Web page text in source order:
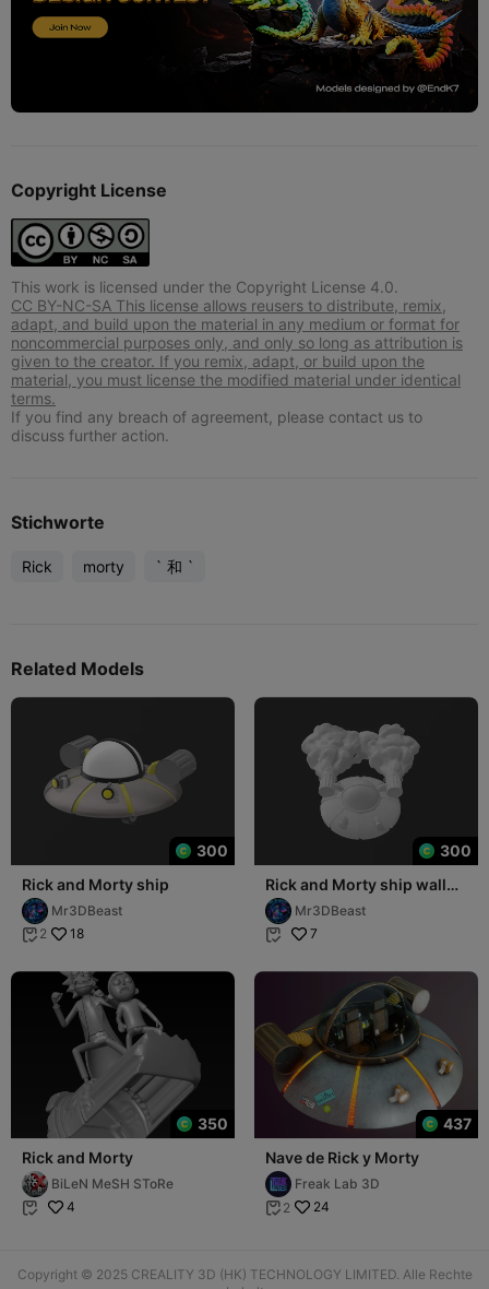
Copyright License
This work is licensed under the Copyright License 4.0.
CC BY-NC-SA This license allows reusers to distribute, remix,
adapt, and build upon the material in any medium or format for
noncommercial purposes only, and only so long as attribution is
given to the creator. If you remix, adapt, or build upon the
material, you must license the modified material under identical
terms.
If you find any breach of agreement, please contact us to
discuss further action.
Stichworte
Rick morty ` 和 `
Related Models
300
Rick and Morty ship
Mr3DBeast
 2 18
300
Rick and Morty ship wall
art Mr3DBeast
 7
350
Rick and Morty
BiLeN MeSH SToRe
 4
437
Nave de Rick y Morty
Freak Lab 3D
 2 24
Copyright © 2025 CREALITY 3D (HK) TECHNOLOGY LIMITED. Alle Rechte